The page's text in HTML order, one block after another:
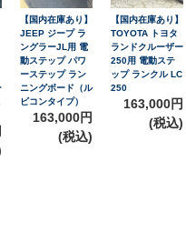
【国内在庫あり】
JEEP ジープ ラ
ングラーJL用 電
動ステップ パワ
ーステップ ラン
ニングボード（ル
ビコンタイプ）
163,000円
(税込)
【国内在庫あり】
TOYOTA トヨタ
ランドクルーザー
250用 電動ステ
ップ ランクル LC
250
163,000円
(税込)